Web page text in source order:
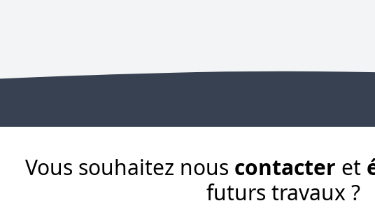
Vous souhaitez nous contacter et
futurs travaux ?